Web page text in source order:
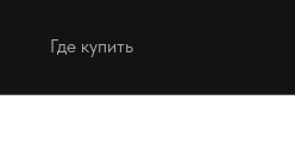
Где купить